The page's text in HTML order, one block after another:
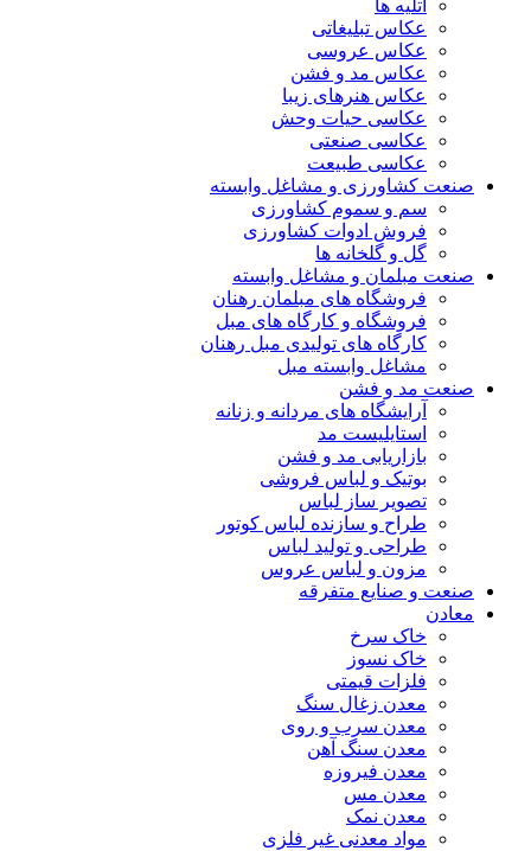
آتلیه ها
عکاس تبلیغاتی
عکاس عروسی
عکاس مد و فشن
عکاس هنرهای زیبا
عکاسی حیات وحش
عکاسی صنعتی
عکاسی طبیعت
صنعت کشاورزی و مشاغل وابسته
سم و سموم کشاورزی
فروش ادوات کشاورزی
گل و گلخانه ها
صنعت مبلمان و مشاغل وابسته
فروشگاه های مبلمان رهنان
فروشگاه و کارگاه های مبل
کارگاه های تولیدی مبل رهنان
مشاغل وابسته مبل
صنعت مد و فشن
آرایشگاه های مردانه و زنانه
استایلیست مد
بازاریابی مد و فشن
بوتیک و لباس فروشی
تصویر ساز لباس
طراح و سازنده لباس کوتور
طراحی و تولید لباس
مزون و لباس عروس
صنعت و صنایع متفرقه
معادن
خاک سرخ
خاک نسوز
فلزات قیمتی
معدن زغال سنگ
معدن سرب و روی
معدن سنگ آهن
معدن فیروزه
معدن مس
معدن نمک
مواد معدنی غیر فلزی